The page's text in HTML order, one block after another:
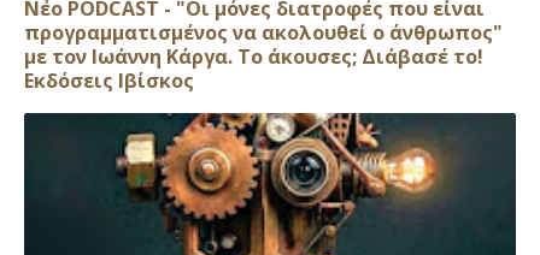
Νέο PODCAST - "Οι μόνες διατροφές που είναι
προγραμματισμένος να ακολουθεί ο άνθρωπος"
με τον Ιωάννη Κάργα. Το άκουσες; Διάβασέ το!
Εκδόσεις Ιβίσκος